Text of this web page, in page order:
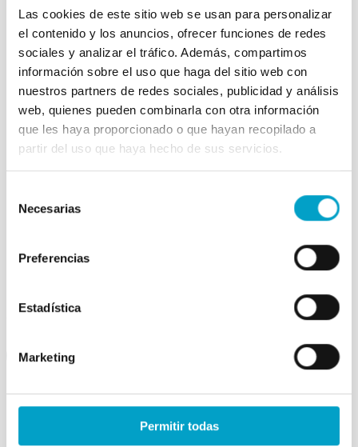
Las cookies de este sitio web se usan para personalizar
el contenido y los anuncios, ofrecer funciones de redes
sociales y analizar el tráfico. Además, compartimos
información sobre el uso que haga del sitio web con
nuestros partners de redes sociales, publicidad y análisis
web, quienes pueden combinarla con otra información
que les haya proporcionado o que hayan recopilado a
partir del uso que haya hecho de sus servicios.
Necesarias
Preferencias
Estadística
Marketing
Permitir todas
piensos para perros y gatos
premium
Por la compra de dos sacos te regalamos un tratamiento
antiparasitario interno adecuado para tu mascota.
Contáctanos
Encuéntranos en...